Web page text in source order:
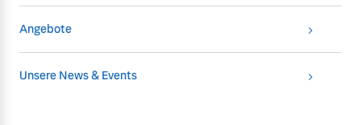
Angebote
Unsere News & Events